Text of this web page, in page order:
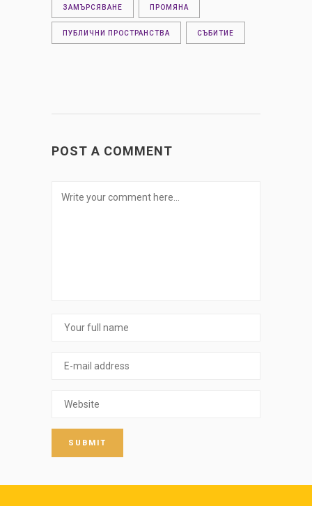
ЗАМЪРСЯВАНЕ ПРОМЯНА
ПУБЛИЧНИ ПРОСТРАНСТВА СЪБИТИЕ
POST A COMMENT